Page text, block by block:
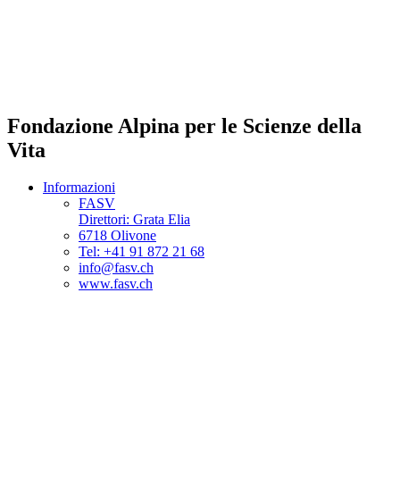
Fondazione Alpina per le Scienze della
Vita
Informazioni
FASV
Direttori: Grata Elia
6718 Olivone
Tel: +41 91 872 21 68
info@fasv.ch
www.fasv.ch